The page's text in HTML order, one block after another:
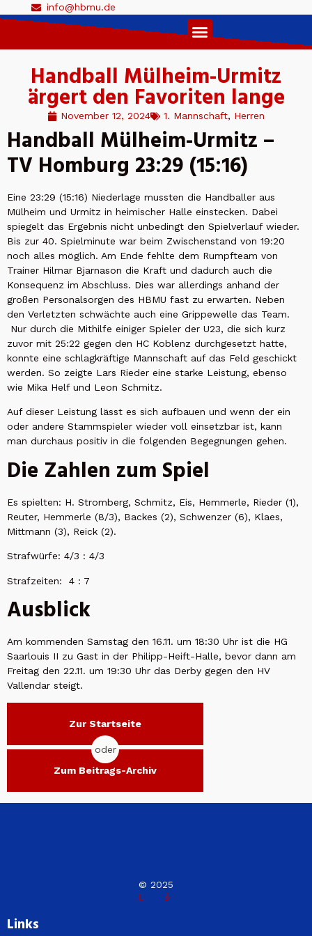
info@hbmu.de
Handball Mülheim-Urmitz
ärgert den Favoriten lange
November 12, 2024 1. Mannschaft, Herren
Handball Mülheim-Urmitz –
TV Homburg 23:29 (15:16)
Eine 23:29 (15:16) Niederlage mussten die Handballer aus
Mülheim und Urmitz in heimischer Halle einstecken. Dabei
spiegelt das Ergebnis nicht unbedingt den Spielverlauf wieder.
Bis zur 40. Spielminute war beim Zwischenstand von 19:20
noch alles möglich. Am Ende fehlte dem Rumpfteam von
Trainer Hilmar Bjarnason die Kraft und dadurch auch die
Konsequenz im Abschluss. Dies war allerdings anhand der
großen Personalsorgen des HBMU fast zu erwarten. Neben
den Verletzten schwächte auch eine Grippewelle das Team.
Nur durch die Mithilfe einiger Spieler der U23, die sich kurz
zuvor mit 25:22 gegen den HC Koblenz durchgesetzt hatte,
konnte eine schlagkräftige Mannschaft auf das Feld geschickt
werden. So zeigte Lars Rieder eine starke Leistung, ebenso
wie Mika Helf und Leon Schmitz.
Auf dieser Leistung lässt es sich aufbauen und wenn der ein
oder andere Stammspieler wieder voll einsetzbar ist, kann
man durchaus positiv in die folgenden Begegnungen gehen.
Die Zahlen zum Spiel
Es spielten: H. Stromberg, Schmitz, Eis, Hemmerle, Rieder (1),
Reuter, Hemmerle (8/3), Backes (2), Schwenzer (6), Klaes,
Mittmann (3), Reick (2).
Strafwürfe: 4/3 : 4/3
Strafzeiten: 4 : 7
Ausblick
Am kommenden Samstag den 16.11. um 18:30 Uhr ist die HG
Saarlouis II zu Gast in der Philipp-Heift-Halle, bevor dann am
Freitag den 22.11. um 19:30 Uhr das Derby gegen den HV
Vallendar steigt.
Zur Startseite
oder
Zum Beitrags-Archiv
© 2025
Links